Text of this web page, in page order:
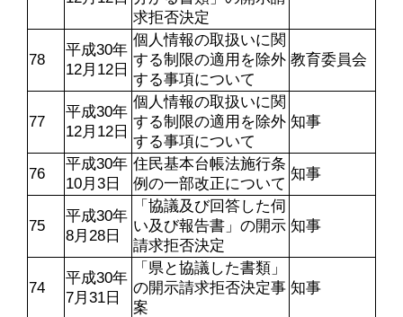
求拒否決定
78
平成30年
12月12日
個人情報の取扱いに関
する制限の適用を除外
する事項について
教育委員会
77
平成30年
12月12日
個人情報の取扱いに関
する制限の適用を除外
する事項について
知事
76
平成30年
10月3日
住民基本台帳法施行条
例の一部改正について
知事
75
平成30年
8月28日
「協議及び回答した伺
い及び報告書」の開示
請求拒否決定
知事
74
平成30年
7月31日
「県と協議した書類」
の開示請求拒否決定事
案
知事